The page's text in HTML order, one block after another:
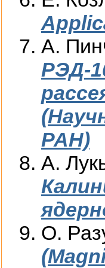
А.
РЭД-
РАН)
А.
О.